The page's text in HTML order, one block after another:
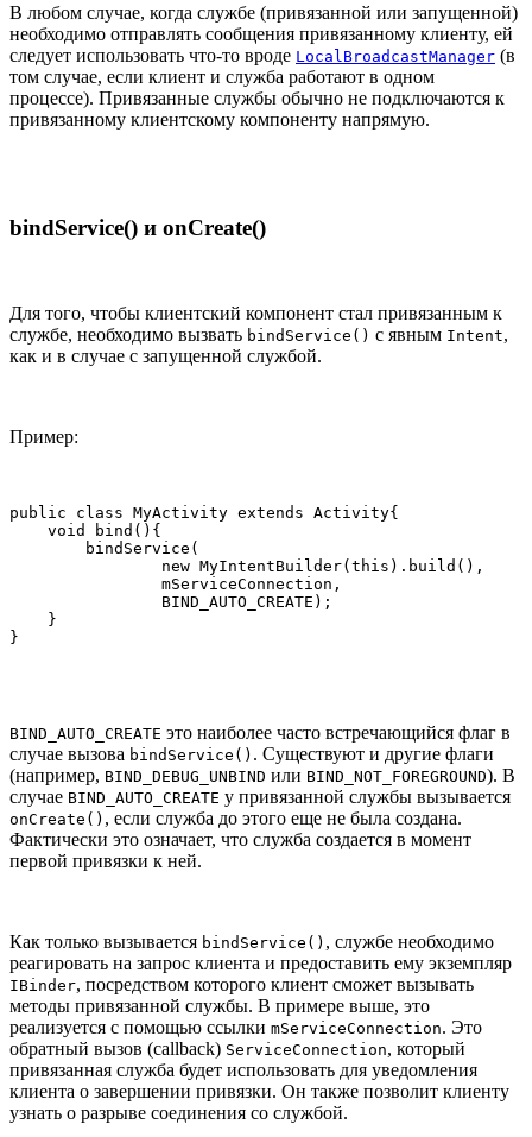
В любом случае, когда службе (привязанной или запущенной)
необходимо отправлять сообщения привязанному клиенту, ей
следует использовать что-то вроде LocalBroadcastManager (в
том случае, если клиент и служба работают в одном
процессе). Привязанные службы обычно не подключаются к
привязанному клиентскому компоненту напрямую.
bindService() и onCreate()
Для того, чтобы клиентский компонент стал привязанным к
службе, необходимо вызвать bindService() с явным Intent,
как и в случае с запущенной службой.
Пример:
public class MyActivity extends Activity{
    void bind(){
        bindService(
                new MyIntentBuilder(this).build(),
                mServiceConnection,
                BIND_AUTO_CREATE);
    }
}
BIND_AUTO_CREATE это наиболее часто встречающийся флаг в
случае вызова bindService() . Существуют и другие флаги
(например, BIND_DEBUG_UNBIND или BIND_NOT_FOREGROUND). В
случае BIND_AUTO_CREATE у привязанной службы вызывается
onCreate() , если служба до этого еще не была создана.
Фактически это означает, что служба создается в момент
первой привязки к ней.
Как только вызывается bindService() , службе необходимо
реагировать на запрос клиента и предоставить ему экземпляр
IBinder, посредством которого клиент сможет вызывать
методы привязанной службы. В примере выше, это
реализуется с помощью ссылки mServiceConnection. Это
обратный вызов (callback) ServiceConnection, который
привязанная служба будет использовать для уведомления
клиента о завершении привязки. Он также позволит клиенту
узнать о разрыве соединения со службой.